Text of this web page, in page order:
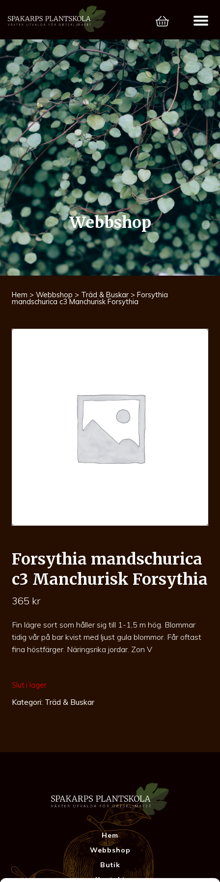
Webbshop
Hem > Webbshop > Träd & Buskar > Forsythia
mandschurica c3 Manchurisk Forsythia
Forsythia mandschurica
c3 Manchurisk Forsythia
365 kr
Fin lägre sort som håller sig till 1-1,5 m hög. Blommar
tidig vår på bar kvist med ljust gula blommor. Får oftast
fina höstfärger. Näringsrika jordar. Zon V
Slut i lager
Kategori: Träd & Buskar
Hem
Webbshop
Butik
Kontakt